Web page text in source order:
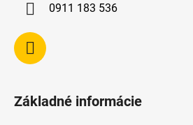
0911 183 536
Základné informácie